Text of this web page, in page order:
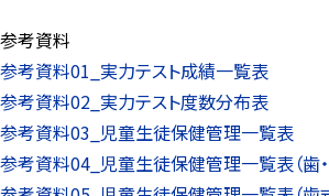
参考資料
参考資料01_実力テスト成績一覧表
参考資料02_実力テスト度数分布表
参考資料03_児童生徒保健管理一覧表
参考資料04_児童生徒保健管理一覧表（歯・